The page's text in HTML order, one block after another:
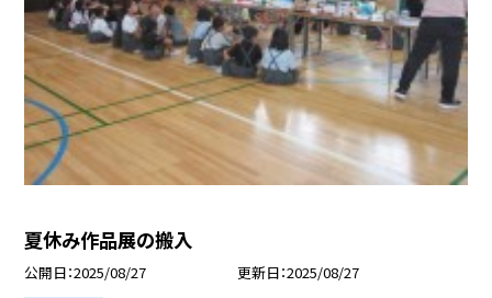
夏休み作品展の搬入
公開日 2025/08/27 更新日 2025/08/27